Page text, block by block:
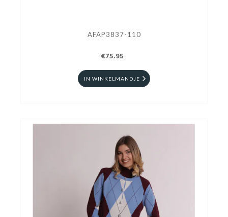
AFAP3837-110
€75.95
IN WINKELMANDJE